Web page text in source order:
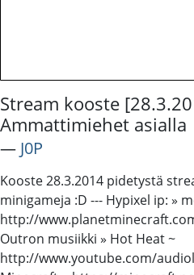
Stream kooste
Ammattimiehet asialla
― J0P
Kooste 28.3.2014 pidetystä
minigameja :D --- Hypixel ip: »
http://
Outron musiikki » Hot Heat ~
http://www.youtube.com/